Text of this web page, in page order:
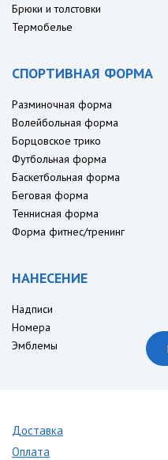
Брюки и толстовки
Термобелье
СПОРТИВНАЯ ФОРМА
Разминочная форма
Волейбольная форма
Борцовское трико
Футбольная форма
Баскетбольная форма
Беговая форма
Теннисная форма
Форма фитнес/тренинг
НАНЕСЕНИЕ
Надписи
Номера
Эмблемы
Доставка
Оплата